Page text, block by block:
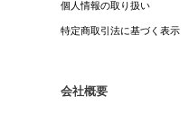
個人情報の取り扱い
特定商取引法に基づく表示
会社概要